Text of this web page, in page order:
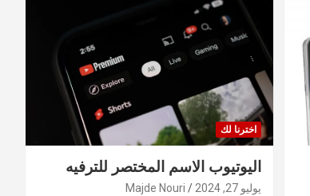
اخترنا لك
اليوتيوب الاسم المختصر للترفيه
يوليو 27, 2024 Majde Nouri